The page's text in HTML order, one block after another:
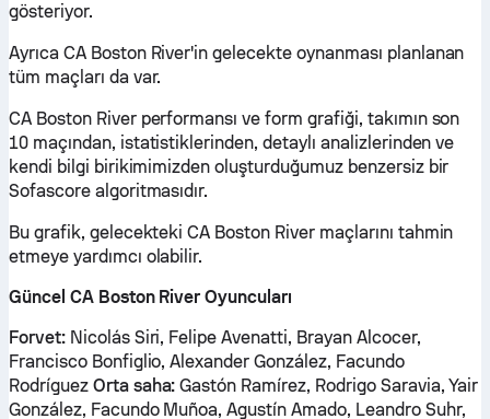
gösteriyor.
Ayrıca CA Boston River'in gelecekte oynanması planlanan
tüm maçları da var.
CA Boston River performansı ve form grafiği, takımın son
10 maçından, istatistiklerinden, detaylı analizlerinden ve
kendi bilgi birikimimizden oluşturduğumuz benzersiz bir
Sofascore algoritmasıdır.
Bu grafik, gelecekteki CA Boston River maçlarını tahmin
etmeye yardımcı olabilir.
Güncel CA Boston River Oyuncuları
Forvet:Nicolás Siri, Felipe Avenatti, Brayan Alcocer,
Francisco Bonfiglio, Alexander González, Facundo
Rodríguez Orta saha: Gastón Ramírez, Rodrigo Saravia, Yair
González, Facundo Muñoa, Agustín Amado, Leandro Suhr,